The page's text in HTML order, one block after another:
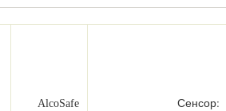
AlcoSafe
Сенсор: